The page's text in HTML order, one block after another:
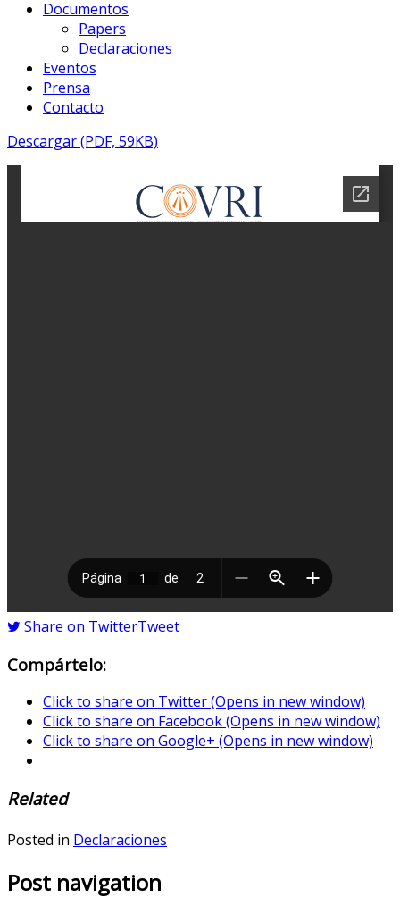
Documentos
Papers
Declaraciones
Eventos
Prensa
Contacto
Descargar (PDF, 59KB)
Share on TwitterTweet
Compártelo:
Click to share on Twitter (Opens in new window)
Click to share on Facebook (Opens in new window)
Click to share on Google+ (Opens in new window)
Related
Posted in Declaraciones
Post navigation